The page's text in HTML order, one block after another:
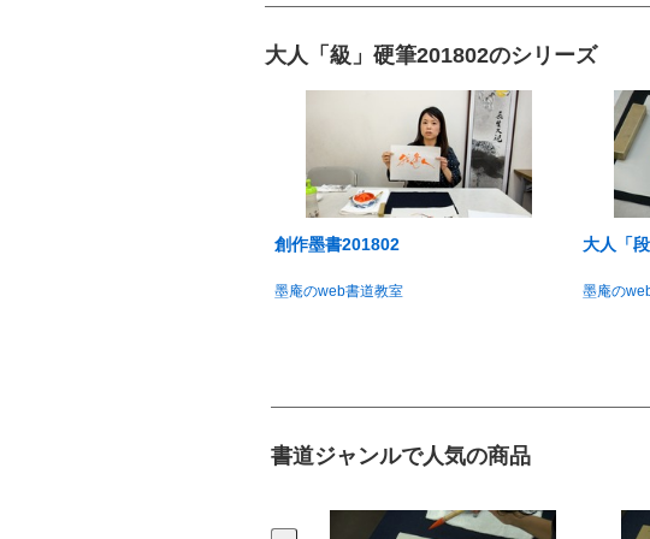
大人「級」硬筆201802のシリーズ
創作墨書201802
墨庵のweb書道教室
大人「
墨庵の
書道ジャンルで人気の商品